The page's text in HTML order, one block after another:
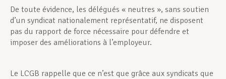
De toute évidence, les délégués « neutres », sans soutien
d’un syndicat nationalement représentatif, ne disposent
pas du rapport de force nécessaire pour défendre et
imposer des améliorations à l’employeur.
Le LCGB rappelle que ce n’est que grâce aux syndicats que